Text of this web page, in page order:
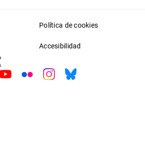
Política de cookies
Accesibilidad
YoutubeFlickrInstagram
Bluesky